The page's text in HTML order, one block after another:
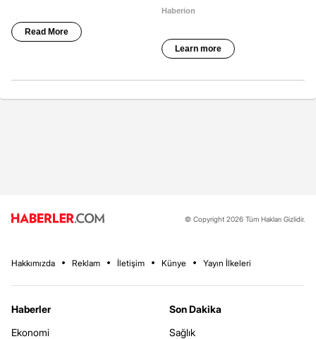
© Copyright 2026 Tüm Hakları Gizlidir.
Hakkımızda Reklam İletişim Künye Yayın İlkeleri
Haberler
Ekonomi
Son Dakika
Sağlık